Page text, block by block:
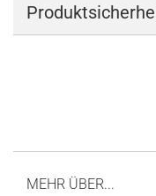
MEHR ÜBER...